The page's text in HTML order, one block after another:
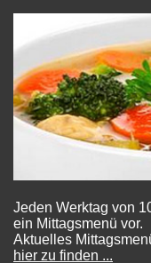
Jeden Werktag von
ein Mittagsmenü vor.
Aktuelles
hier zu finden ...